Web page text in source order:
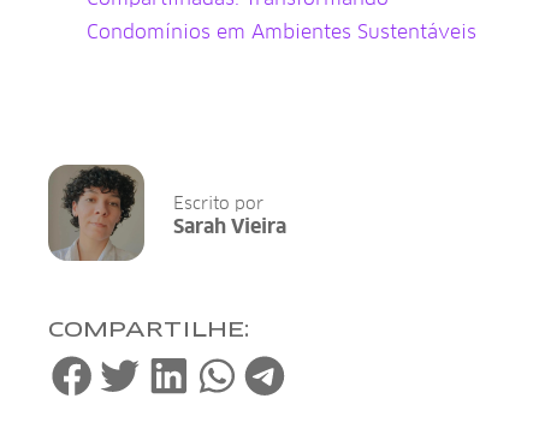
Condomínios em Ambientes Sustentáveis
Escrito por
Sarah Vieira
COMPARTILHE: